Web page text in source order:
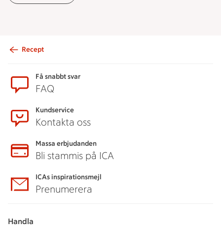
Recept
Få snabbt svar
FAQ
Kundservice
Kontakta oss
Massa erbjudanden
Bli stammis på ICA
ICAs inspirationsmejl
Prenumerera
Handla